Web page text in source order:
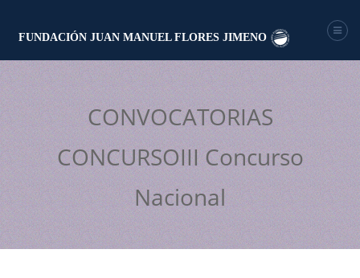
FUNDACIÓN JUAN MANUEL FLORES JIMENO
CONVOCATORIAS
CONCURSOIII Concurso
Nacional